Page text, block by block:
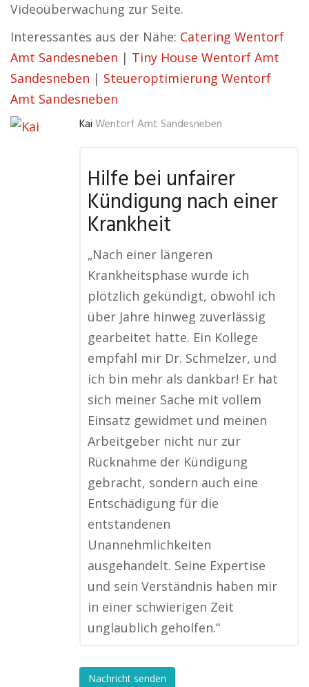
Videoüberwachung zur Seite.
Interessantes aus der Nähe: Catering Wentorf
Amt Sandesneben | Tiny House Wentorf Amt
Sandesneben | Steueroptimierung Wentorf
Amt Sandesneben
Kai Wentorf Amt Sandesneben
Hilfe bei unfairer
Kündigung nach einer
Krankheit
„Nach einer längeren
Krankheitsphase wurde ich
plötzlich gekündigt, obwohl ich
über Jahre hinweg zuverlässig
gearbeitet hatte. Ein Kollege
empfahl mir Dr. Schmelzer, und
ich bin mehr als dankbar! Er hat
sich meiner Sache mit vollem
Einsatz gewidmet und meinen
Arbeitgeber nicht nur zur
Rücknahme der Kündigung
gebracht, sondern auch eine
Entschädigung für die
entstandenen
Unannehmlichkeiten
ausgehandelt. Seine Expertise
und sein Verständnis haben mir
in einer schwierigen Zeit
unglaublich geholfen.“
Nachricht senden